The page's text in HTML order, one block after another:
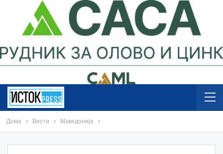
Дома Вести Македонија